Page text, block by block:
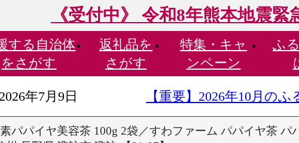
《受付中》 令和8年熊本地震緊
する 自治体
をさがす
返礼品を
さがす
特集・ キャ
ンペーン
ふ
2026年7月9日 【重要】2026年10月の
パパイヤ美容茶 100g 2袋／すわファーム パパイヤ茶